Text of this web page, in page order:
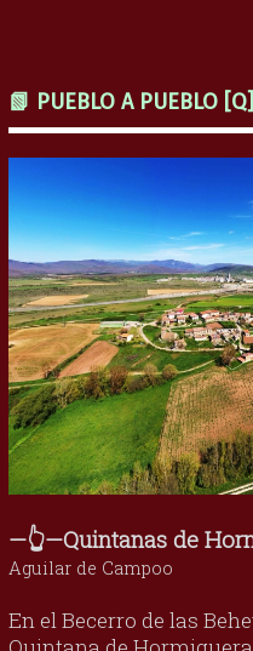
📗 PUEBLO A PUEBLO [Q]
—👆—Quintanas de
Aguilar de Campoo
En el Becerro de las